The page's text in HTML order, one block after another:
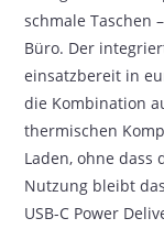
schmale Taschen
Büro. Der
einsatzbereit in
die Kombination
thermischen
Laden, ohne
Nutzung bleibt
USB-C Power